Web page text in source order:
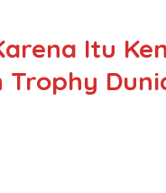
Itu
Trophy